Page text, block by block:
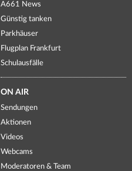
A661 News
Günstig tanken
Parkhäuser
Flugplan Frankfurt
Schulausfälle
ON AIR
Sendungen
Aktionen
Videos
Webcams
Moderatoren & Team